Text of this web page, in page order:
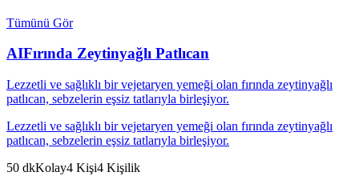
Tümünü Gör
AIFırında Zeytinyağlı Patlıcan
Lezzetli ve sağlıklı bir vejetaryen yemeği olan fırında zeytinyağlı
patlıcan, sebzelerin eşsiz tatlarıyla birleşiyor.
Lezzetli ve sağlıklı bir vejetaryen yemeği olan fırında zeytinyağlı
patlıcan, sebzelerin eşsiz tatlarıyla birleşiyor.
50 dkKolay4 Kişi4 Kişilik